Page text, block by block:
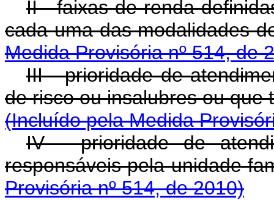
II - faixas de renda
cada uma das modalidades
Medida Provisória nº 514, de
III - prioridade de
de risco ou insalubres ou
(Incluído pela Medida
IV - prioridade de
responsáveis pela unidade
Provisória nº 514, de 2010)